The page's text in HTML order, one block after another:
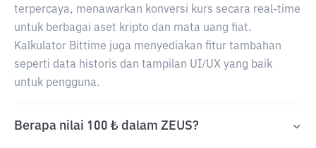
terpercaya, menawarkan konversi kurs secara real-time
untuk berbagai aset kripto dan mata uang fiat.
Kalkulator Bittime juga menyediakan fitur tambahan
seperti data historis dan tampilan UI/UX yang baik
untuk pengguna.
Berapa nilai 100 ₺ dalam ZEUS?